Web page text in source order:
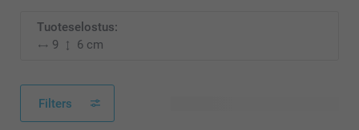
Tuoteselostus:
9
6 cm
Filters